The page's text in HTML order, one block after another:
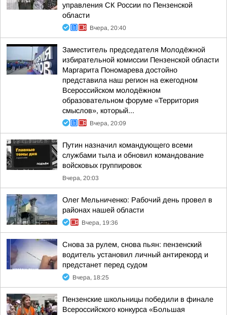
управления СК России по Пензенской
области
Вчера, 20:40
Заместитель председателя Молодёжной
избирательной комиссии Пензенской области
Маргарита Пономарева достойно
представила наш регион на ежегодном
Всероссийском молодёжном
образовательном форуме «Территория
смыслов», который...
Вчера, 20:09
Путин назначил командующего всеми
службами тыла и обновил командование
войсковых группировок
Вчера, 20:03
Олег Мельниченко: Рабочий день провел в
районах нашей области
Вчера, 19:36
Снова за рулем, снова пьян: пензенский
водитель установил личный антирекорд и
предстанет перед судом
Вчера, 18:25
Пензенские школьницы победили в финале
Всероссийского конкурса «Большая